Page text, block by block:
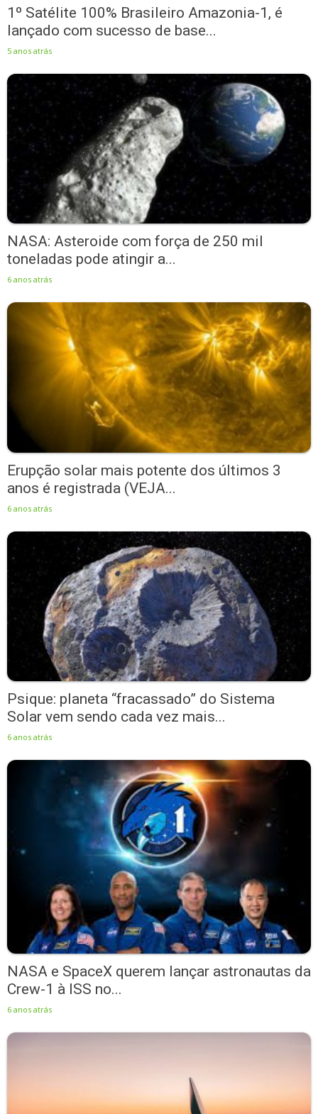
1º Satélite 100% Brasileiro Amazonia-1, é
lançado com sucesso de base...
5 anos atrás
NASA: Asteroide com força de 250 mil
toneladas pode atingir a...
6 anos atrás
Erupção solar mais potente dos últimos 3
anos é registrada (VEJA...
6 anos atrás
Psique: planeta “fracassado” do Sistema
Solar vem sendo cada vez mais...
6 anos atrás
NASA e SpaceX querem lançar astronautas da
Crew-1 à ISS no...
6 anos atrás